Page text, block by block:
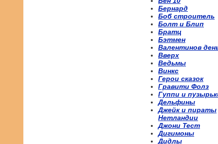
Бернард
Боб строитель
Болт и Блип
Братц
Бэтмен
Валентинов
Вверх
Ведьмы
Винкс
Герои сказок
Гравити Фолз
Гуппи и
Дельфины
Джейк и пираты
Нетландии
Джони Тест
Дигимоны
Дидлы